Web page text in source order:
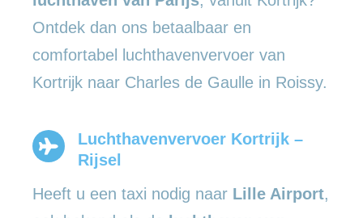
Ontdek dan ons betaalbaar en
comfortabel luchthavenvervoer van
Kortrijk naar Charles de Gaulle in Roissy.
Luchthavenvervoer Kortrijk –
Rijsel
Heeft u een taxi nodig naar Lille Airport,